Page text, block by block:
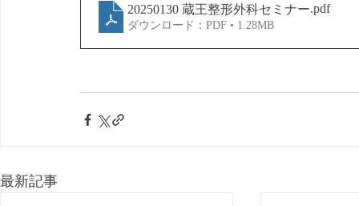
20250130 蔵王整形外科セミナー.pdf
ダウンロード：PDF • 1.28MB
最新記事